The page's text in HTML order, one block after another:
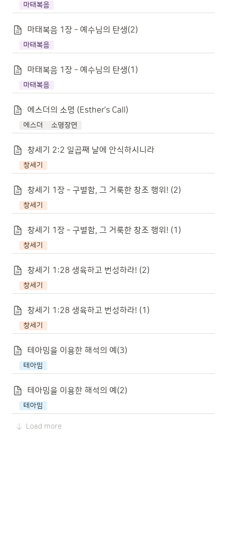
마태복음
마태복음 1장 – 예수님의 탄생(2)
마태복음
마태복음 1장 – 예수님의 탄생(1)
마태복음
에스더의 소명 (Esther’s Call)
에스더 소명장면
창세기 2:2 일곱째 날에 안식하시니라
창세기
창세기 1장 – 구별함, 그 거룩한 창조 행위! (2)
창세기
창세기 1장 – 구별함, 그 거룩한 창조 행위! (1)
창세기
창세기 1:28 생육하고 번성하라! (2)
창세기
창세기 1:28 생육하고 번성하라! (1)
창세기
테아밈을 이용한 해석의 예(3)
테아밈
테아밈을 이용한 해석의 예(2)
테아밈
Load more